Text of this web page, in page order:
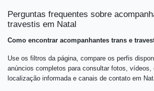
Perguntas frequentes sobre
travestis em Natal
Como encontrar acompanhantes trans e
Use os filtros da página, compare os perfis
anúncios completos para consultar fotos, vídeos,
localização informada e canais de contato em